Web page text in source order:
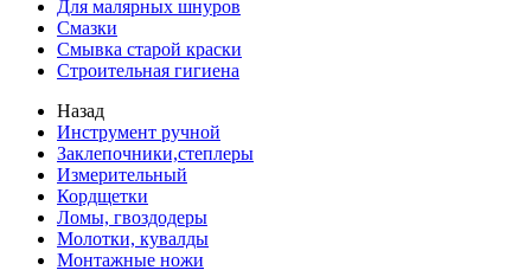
Для малярных шнуров
Смазки
Смывка старой краски
Строительная гигиена
Назад
Инструмент ручной
Заклепочники,степлеры
Измерительный
Кордщетки
Ломы, гвоздодеры
Молотки, кувалды
Монтажные ножи